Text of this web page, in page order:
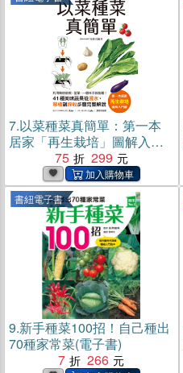
7.以菜種菜真簡單：第一本
居家「再生栽培」圖解入門
書！利用剩的菜根、莖葉，
一個杯子就能種！(電子書)
75 299
書紐電子書
9.新手種菜100招！自己種出
70種家常菜(電子書)
7
266